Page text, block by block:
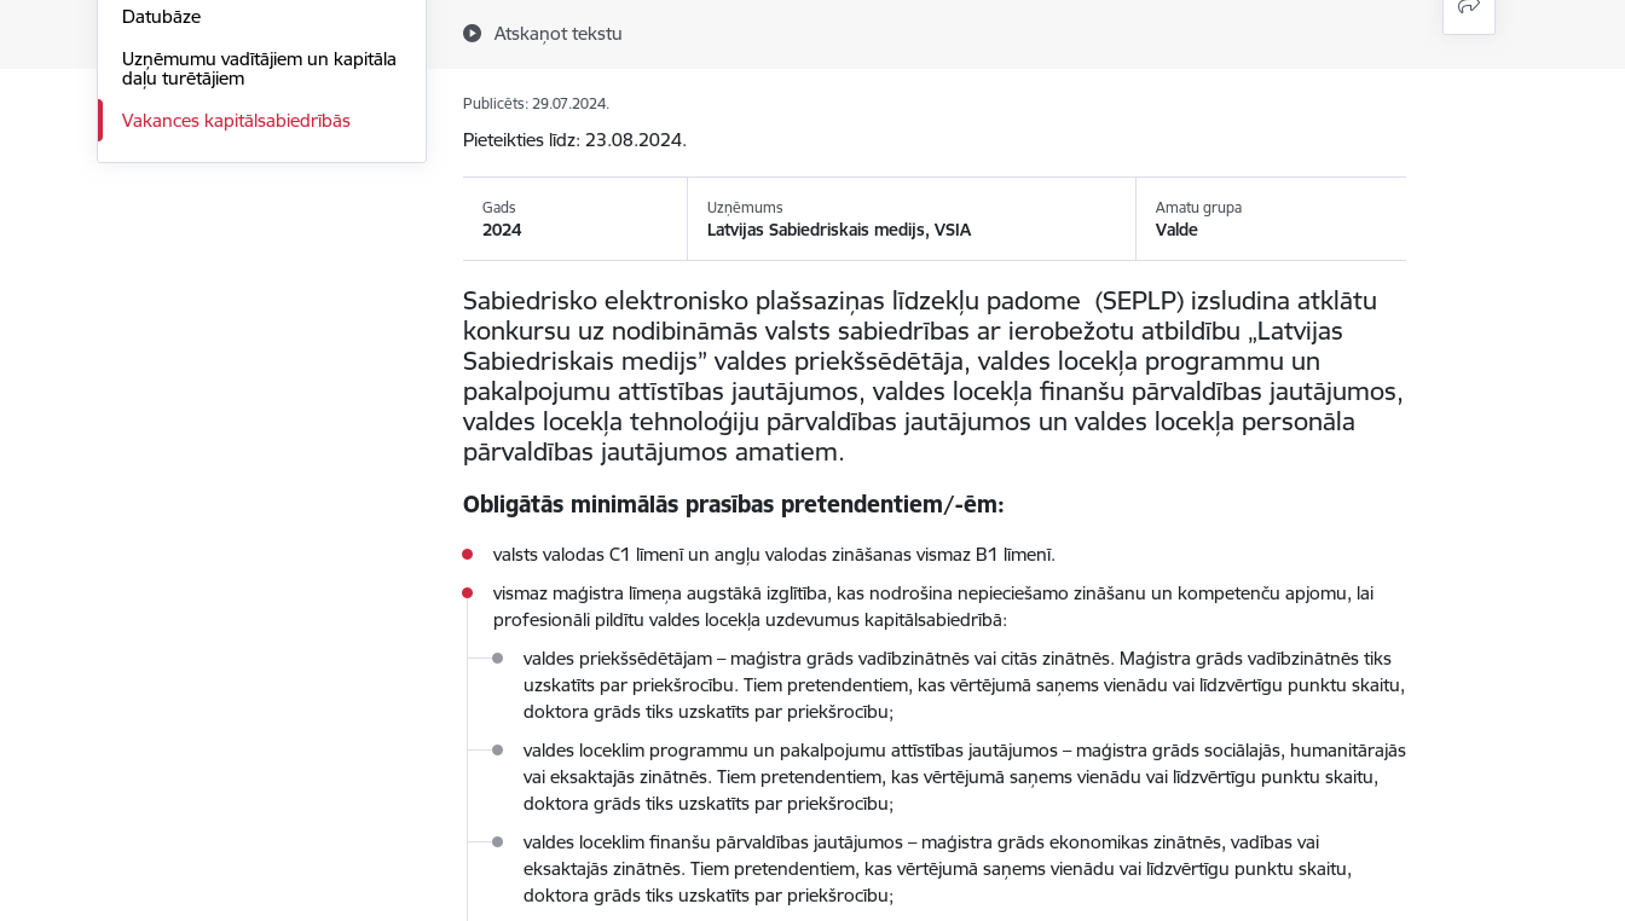
Atskaņot tekstu
Datubāze
Uzņēmumu vadītājiem un kapitāla
daļu turētājiem
Vakances kapitālsabiedrībās
Publicēts: 29.07.2024.
Pieteikties līdz: 23.08.2024.
Gads
2024
Uzņēmums
Latvijas Sabiedriskais medijs, VSIA
Amatu grupa
Valde
Sabiedrisko elektronisko plašsaziņas līdzekļu padome (SEPLP) izsludina atklātu
konkursu uz nodibināmās valsts sabiedrības ar ierobežotu atbildību „Latvijas
Sabiedriskais medijs” valdes priekšsēdētāja, valdes locekļa programmu un
pakalpojumu attīstības jautājumos, valdes locekļa finanšu pārvaldības jautājumos,
valdes locekļa tehnoloģiju pārvaldības jautājumos un valdes locekļa personāla
pārvaldības jautājumos amatiem.
Obligātās minimālās prasības pretendentiem/-ēm:
valsts valodas C1 līmenī un angļu valodas zināšanas vismaz B1 līmenī.
vismaz maģistra līmeņa augstākā izglītība, kas nodrošina nepieciešamo zināšanu un kompetenču apjomu, lai
profesionāli pildītu valdes locekļa uzdevumus kapitālsabiedrībā:
valdes priekšsēdētājam – maģistra grāds vadībzinātnēs vai citās zinātnēs. Maģistra grāds vadībzinātnēs tiks
uzskatīts par priekšrocību. Tiem pretendentiem, kas vērtējumā saņems vienādu vai līdzvērtīgu punktu skaitu,
doktora grāds tiks uzskatīts par priekšrocību;
valdes loceklim programmu un pakalpojumu attīstības jautājumos – maģistra grāds sociālajās, humanitārajās
vai eksaktajās zinātnēs. Tiem pretendentiem, kas vērtējumā saņems vienādu vai līdzvērtīgu punktu skaitu,
doktora grāds tiks uzskatīts par priekšrocību;
valdes loceklim finanšu pārvaldības jautājumos – maģistra grāds ekonomikas zinātnēs, vadības vai
eksaktajās zinātnēs. Tiem pretendentiem, kas vērtējumā saņems vienādu vai līdzvērtīgu punktu skaitu,
doktora grāds tiks uzskatīts par priekšrocību;